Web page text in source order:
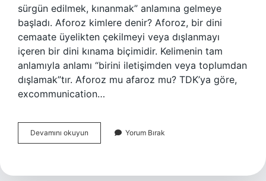
sürgün edilmek, kınanmak” anlamına gelmeye
başladı. Aforoz kimlere denir? Aforoz, bir dini
cemaate üyelikten çekilmeyi veya dışlanmayı
içeren bir dini kınama biçimidir. Kelimenin tam
anlamıyla anlamı “birini iletişimden veya toplumdan
dışlamak”tır. Aforoz mu afaroz mu? TDK’ya göre,
excommunication…
Devamını okuyun
Nedir
Yorum Bırak